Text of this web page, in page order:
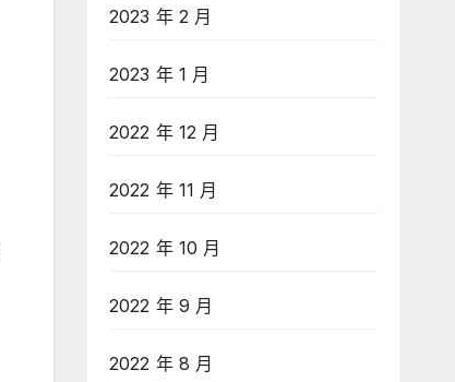
2023 年 2 月
2023 年 1 月
2022 年 12 月
2022 年 11 月
2022 年 10 月
2022 年 9 月
2022 年 8 月